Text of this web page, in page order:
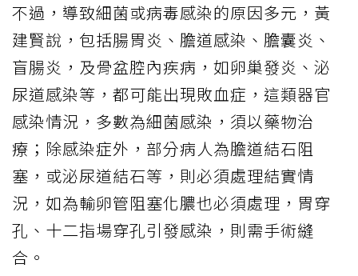
不過，導致細菌或病毒感染的原因多元，黃
建賢說，包括腸胃炎、膽道感染、膽囊炎、
盲腸炎，及骨盆腔內疾病，如卵巢發炎、泌
尿道感染等，都可能出現敗血症，這類器官
感染情況，多數為細菌感染，須以藥物治
療；除感染症外，部分病人為膽道結石阻
塞，或泌尿道結石等，則必須處理結實情
況，如為輸卵管阻塞化膿也必須處理，胃穿
孔、十二指場穿孔引發感染，則需手術縫
合。